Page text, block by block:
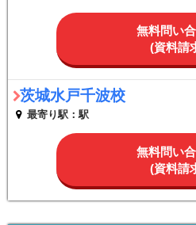
無料問い
(資料請
茨城水戸千波校
最寄り駅：駅
無料問い
(資料請